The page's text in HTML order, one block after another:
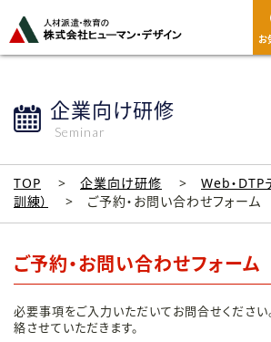
お
企業向け研修
Seminar
TOP 企業向け研修
Web・DTP
訓練）
ご予約・お問い合わせフォーム
ご予約・お問い合わせフォーム
必要事項をご入力いただいてお問合せください
絡させていただきます。
ジ
ト